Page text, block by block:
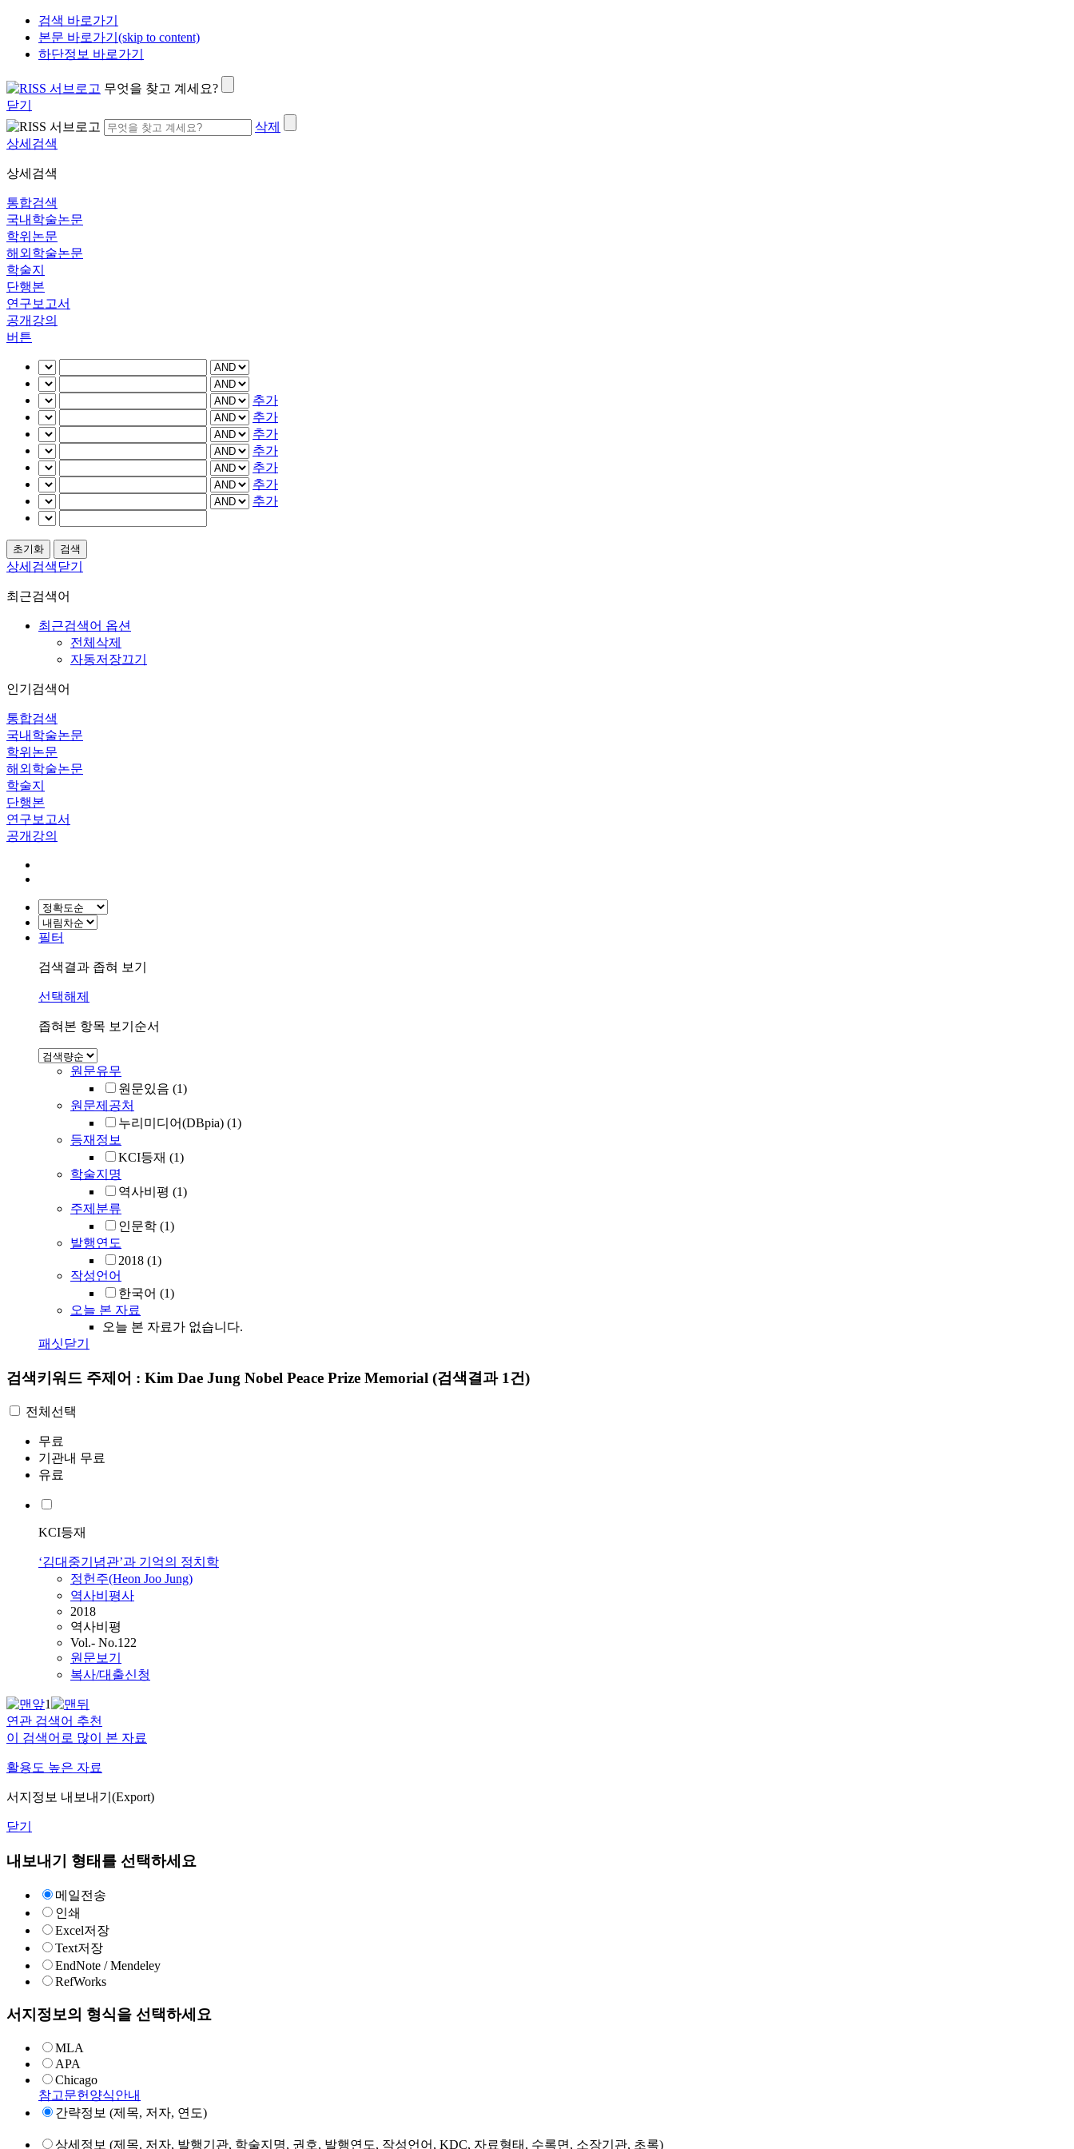
검색 바로가기
본문 바로가기(skip to content)
하단정보 바로가기
무엇을 찾고 계세요?
닫기
삭제
상세검색
상세검색
통합검색
국내학술논문
학위논문
해외학술논문
학술지
단행본
연구보고서
공개강의
버튼
추가
추가
추가
추가
추가
추가
추가
상세검색닫기
최근검색어
최근검색어 옵션
전체삭제
자동저장끄기
인기검색어
통합검색
국내학술논문
학위논문
해외학술논문
학술지
단행본
연구보고서
공개강의
필터
검색결과 좁혀 보기
선택해제
좁혀본 항목 보기순서
원문유무
원문있음 (1)
원문제공처
누리미디어(DBpia) (1)
등재정보
KCI등재 (1)
학술지명
역사비평 (1)
주제분류
인문학 (1)
발행연도
2018 (1)
작성언어
한국어 (1)
오늘 본 자료
오늘 본 자료가 없습니다.
패싯닫기
검색키워드 주제어 : Kim Dae Jung Nobel Peace Prize Memorial (검색결과 1건)
전체선택
무료
기관내 무료
유료
KCI등재
‘김대중기념관’과 기억의 정치학
정헌주(Heon Joo Jung)
역사비평사
2018
역사비평
Vol.- No.122
원문보기
복사/대출신청
1
연관 검색어 추천
이 검색어로 많이 본 자료
활용도 높은 자료
서지정보 내보내기(Export)
닫기
내보내기 형태를 선택하세요
메일전송
인쇄
Excel저장
Text저장
EndNote / Mendeley
RefWorks
서지정보의 형식을 선택하세요
MLA
APA
Chicago
참고문헌양식안내
간략정보 (제목, 저자, 연도)
상세정보 (제목, 저자, 발행기관, 학술지명, 권호, 발행연도, 작성언어, KDC, 자료형태, 수록면, 소장기관, 초록)